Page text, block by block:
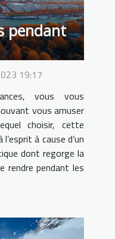
pendant
19:17
vous vous
vous amuser
choisir, cette
à cause d’un
dont regorge la
rendre pendant les